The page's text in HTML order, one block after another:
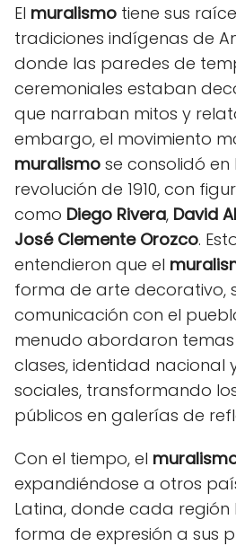
El muralismo tiene sus
tradiciones indígenas de
donde las paredes de
ceremoniales estaban
que narraban mitos y
embargo, el movimiento
muralismo se consolidó
revolución de 1910, con
como Diego Rivera, David
José Clemente Orozco.
entendieron que el
forma de arte decorativo,
comunicación con el
menudo abordaron
clases, identidad nacional
sociales, transformando
públicos en galerías de
Con el tiempo, el
expandiéndose a otros
Latina, donde cada
forma de expresión a sus